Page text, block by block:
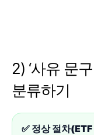
2) ‘사유 문
분류하기
✅ 정상 절차